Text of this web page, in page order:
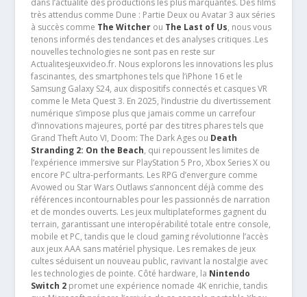
très attendus comme Dune : Partie Deux ou Avatar 3 aux séries
à succès comme The Witcherou The Last of Us, nous vous
tenons informés des tendances et des analyses critiques .Les
nouvelles technologies ne sont pas en reste sur
Actualitesjeuxvideo.fr. Nous explorons les innovations les plus
fascinantes, des smartphones tels que l’iPhone 16 et le
Samsung Galaxy S24, aux dispositifs connectés et casques VR
comme le Meta Quest 3. En 2025, l’industrie du divertissement
numérique s’impose plus que jamais comme un carrefour
d’innovations majeures, porté par des titres phares tels que
Grand Theft Auto VI, Doom: The Dark Ages ou Death
Stranding 2: On the Beach, qui repoussent les limites de
l’expérience immersive sur PlayStation 5 Pro, Xbox Series X ou
encore PC ultra-performants. Les RPG d’envergure comme
Avowed ou Star Wars Outlaws s’annoncent déjà comme des
références incontournables pour les passionnés de narration
et de mondes ouverts. Les jeux multiplateformes gagnent du
terrain, garantissant une interopérabilité totale entre console,
mobile et PC, tandis que le cloud gaming révolutionne l’accès
aux jeux AAA sans matériel physique. Les remakes de jeux
cultes séduisent un nouveau public, ravivant la nostalgie avec
les technologies de pointe. Côté hardware, la Nintendo
Switch 2promet une expérience nomade 4K enrichie, tandis